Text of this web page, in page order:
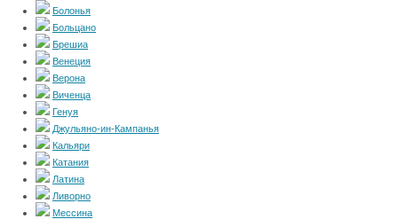
Болонья
Больцано
Брешиа
Венеция
Верона
Виченца
Генуя
Джульяно-ин-Кампанья
Кальяри
Катания
Латина
Ливорно
Мессина